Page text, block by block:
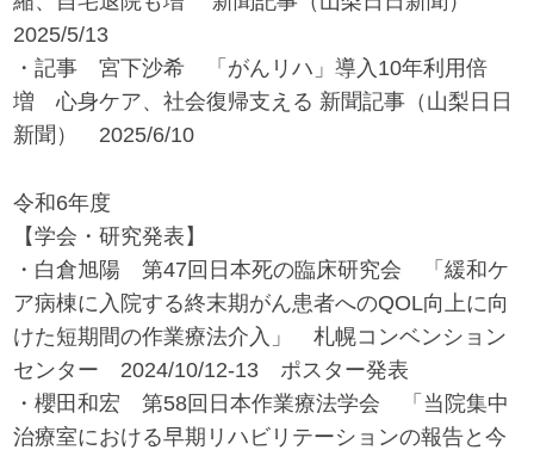
2025/5/13
・記事 宮下沙希 「がんリハ」導入10年利用倍
増 心身ケア、社会復帰支える 新聞記事（山梨日日
新聞） 2025/6/10
令和6年度
【学会・研究発表】
・白倉旭陽 第47回日本死の臨床研究会 「緩和ケ
ア病棟に入院する終末期がん患者へのQOL向上に向
けた短期間の作業療法介入」 札幌コンベンション
センター 2024/10/12-13 ポスター発表
・櫻田和宏 第58回日本作業療法学会 「当院集中
治療室における早期リハビリテーションの報告と今